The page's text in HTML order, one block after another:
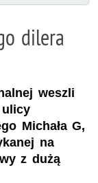
dilera
weszli
Michała G,
na
z dużą